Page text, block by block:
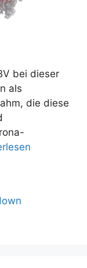
bei dieser
als
die diese